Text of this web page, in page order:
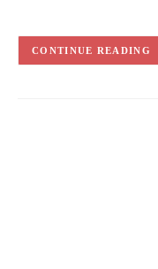
CONTINUE READING